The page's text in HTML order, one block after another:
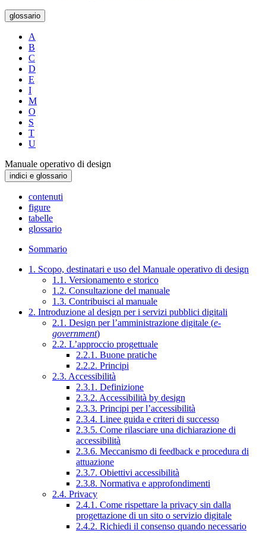
glossario
A
B
C
D
E
I
M
O
S
T
U
Manuale operativo di design
indici e glossario
contenuti
figure
tabelle
glossario
Sommario
1. Scopo, destinatari e uso del Manuale operativo di design
1.1. Versionamento e storico
1.2. Consultazione del manuale
1.3. Contribuisci al manuale
2. Introduzione al design per i servizi pubblici digitali
2.1. Design per l’amministrazione digitale (e-
government)
2.2. L’approccio progettuale
2.2.1. Buone pratiche
2.2.2. Principi
2.3. Accessibilità
2.3.1. Definizione
2.3.2. Accessibilità by design
2.3.3. Principi per l’accessibilità
2.3.4. Linee guida e criteri di successo
2.3.5. Come rilasciare una dichiarazione di
accessibilità
2.3.6. Meccanismo di feedback e procedura di
attuazione
2.3.7. Obiettivi accessibilità
2.3.8. Normativa e approfondimenti
2.4. Privacy
2.4.1. Come rispettare la privacy sin dalla
progettazione di un sito o servizio digitale
2.4.2. Richiedi il consenso quando necessario